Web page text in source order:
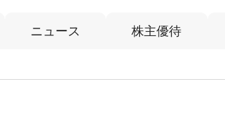
ニュース 株主優待